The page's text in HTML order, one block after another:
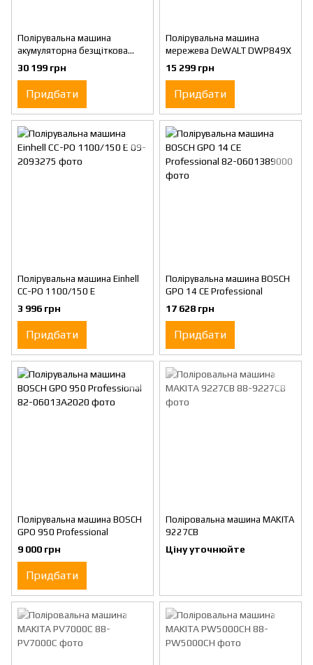
Полірувальна машина
акумуляторна безщіткова
DeWALT DCM849P2
30 199 грн
Придбати
Полірувальна машина
мережева DeWALT DWP849X
15 299 грн
Придбати
Полірувальна машина Einhell
CC-PO 1100/150 E
3 996 грн
Придбати
Полірувальна машина BOSCH
GPO 14 CE Professional
17 628 грн
Придбати
Полірувальна машина BOSCH
GPO 950 Professional
9 000 грн
Придбати
Поліровальна машина MAKITA
9227CB
Ціну уточнюйте